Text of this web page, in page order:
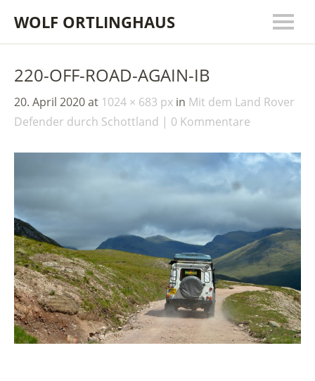
WOLF ORTLINGHAUS
220-OFF-ROAD-AGAIN-IB
20. April 2020at 1024 × 683 px in Mit dem Land Rover
Defender durch Schottland
0 Kommentare